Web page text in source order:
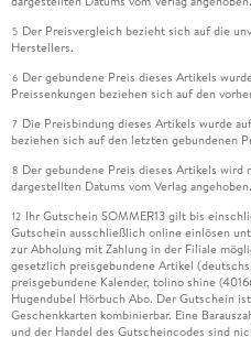
5 Der Preisvergleich bezieht sich auf die
Herstellers.
6 Der gebundene Preis dieses Artikels
Preissenkungen beziehen sich auf den
7 Die Preisbindung dieses Artikels wurde
beziehen sich auf den letzten gebundenen
8 Der gebundene Preis dieses Artikels wird
dargestellten Datums vom Verlag angehoben.
12 Ihr Gutschein SOMMER13 gilt bis
Gutschein ausschließlich online einlösen
zur Abholung mit Zahlung in der Filiale
gesetzlich preisgebundene Artikel
preisgebundene Kalender, tolino shine
Hugendubel Hörbuch Abo. Der Gutschein
Geschenkkarten kombinierbar. Eine
und der Handel des Gutscheincodes sind